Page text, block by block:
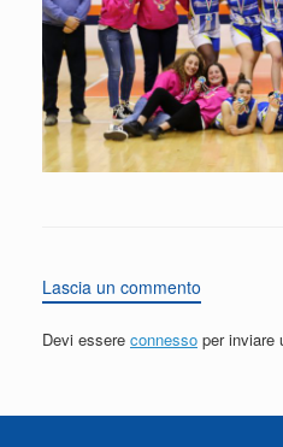
Lascia un commento
Devi essere connesso per inviare